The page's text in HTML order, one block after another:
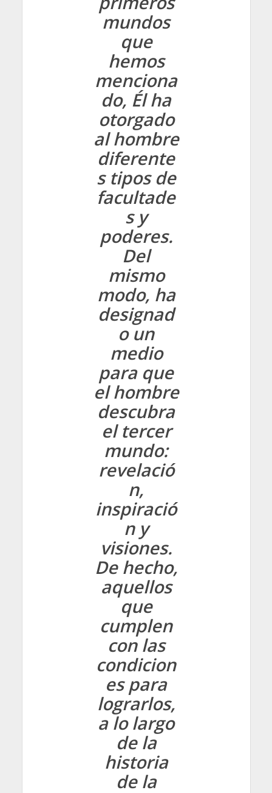
mundos
que
hemos
menciona
do, Él ha
otorgado
al hombre
diferente
s tipos de
facultade
s y
poderes.
Del
mismo
modo, ha
designad
o un
medio
para que
el hombre
descubra
el tercer
mundo:
revelació
n,
inspiració
n y
visiones.
De hecho,
aquellos
que
cumplen
con las
condicion
es para
lograrlos,
a lo largo
de la
historia
de la